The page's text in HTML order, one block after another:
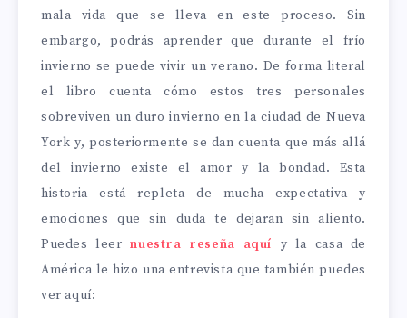
mala vida que se lleva en este proceso. Sin
embargo, podrás aprender que durante el frío
invierno se puede vivir un verano. De forma literal
el libro cuenta cómo estos tres personales
sobreviven un duro invierno en la ciudad de Nueva
York y, posteriormente se dan cuenta que más allá
del invierno existe el amor y la bondad. Esta
historia está repleta de mucha expectativa y
emociones que sin duda te dejaran sin aliento.
Puedes leernuestra reseña aquí
y la casa de
América le hizo una entrevista que también puedes
ver aquí: